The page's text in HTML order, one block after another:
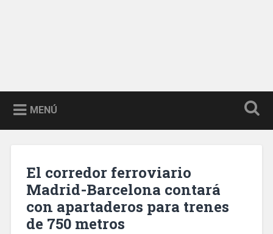
MENÚ
El corredor ferroviario
Madrid-Barcelona contará
con apartaderos para trenes
de 750 metros